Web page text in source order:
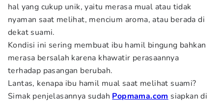
hal yang cukup unik, yaitu merasa mual atau tidak
nyaman saat melihat, mencium aroma, atau berada di
dekat suami.
Kondisi ini sering membuat ibu hamil bingung bahkan
merasa bersalah karena khawatir perasaannya
terhadap pasangan berubah.
Lantas, kenapa ibu hamil mual saat melihat suami?
Simak penjelasannya sudah Popmama.com siapkan di